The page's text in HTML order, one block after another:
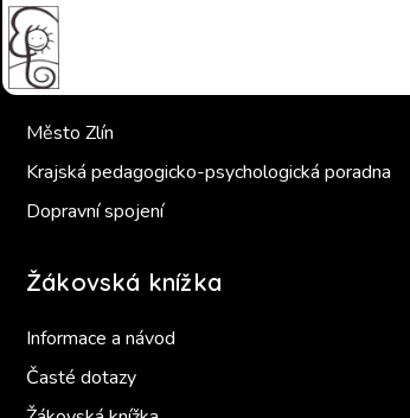
Užitečné odkazy
Město Zlín
Krajská pedagogicko-psychologická poradna
Dopravní spojení
Žákovská knížka
Informace a návod
Časté dotazy